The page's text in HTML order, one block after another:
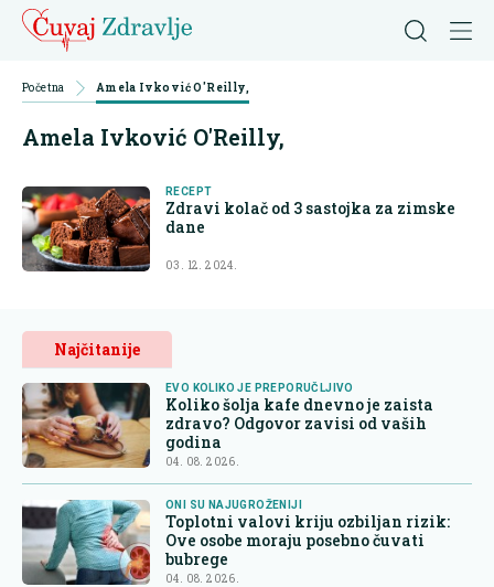
Početna Amela Ivković O'Reilly,
Amela Ivković O'Reilly,
RECEPT
Zdravi kolač od 3 sastojka za zimske
dane
03. 12. 2024.
Najčitanije
EVO KOLIKO JE PREPORUČLJIVO
Koliko šolja kafe dnevno je zaista
zdravo? Odgovor zavisi od vaših
godina
04. 08. 2026.
ONI SU NAJUGROŽENIJI
Toplotni valovi kriju ozbiljan rizik:
Ove osobe moraju posebno čuvati
bubrege
04. 08. 2026.